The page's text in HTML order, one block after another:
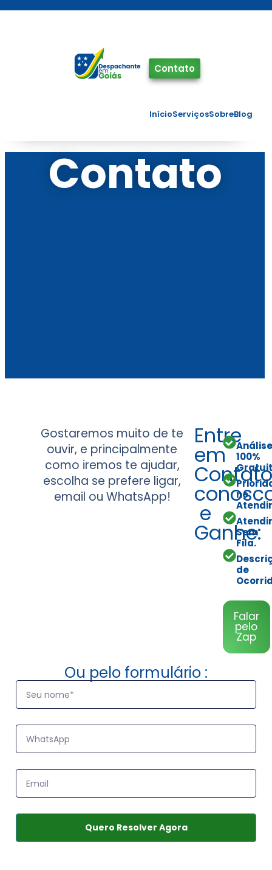
Blog
Sobre
Serviços
Início
Contato
Contato
Gostaremos muito de te
ouvir, e principalmente
como iremos te ajudar,
escolha se prefere ligar,
email ou WhatsApp!
Entre
em
e
Ganhe:
Análise
100%
no
Sem
Fila.
de
Falar
pelo
Zap
Ou pelo formulário :
Quero Resolver Agora